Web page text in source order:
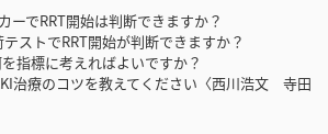
RRT開始は判断できますか？
トでRRT開始が判断できますか？
標に考えればよいですか？
療のコツを教えてください〈西川浩文 寺田